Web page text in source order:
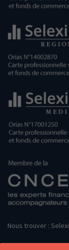
Nous trouver :